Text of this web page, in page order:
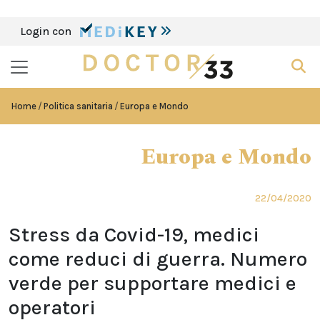
Login con
Home Politica sanitaria Europa e Mondo
Europa e Mondo
22/04/2020
Stress da Covid-19, medici
come reduci di guerra. Numero
verde per supportare medici e
operatori